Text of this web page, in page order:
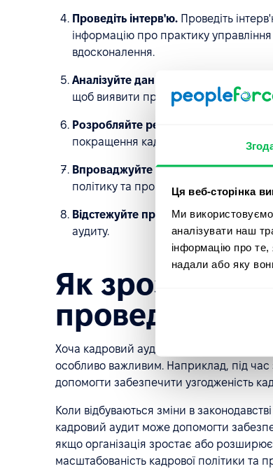
Ця веб-сторінка
Ми
аналізувати наш
інформацію про
надали або яку
Проведіть інтерв'ю. Проведіть
інформацію про практику
вдосконалення.
Аналізуйте дані.
щоб виявити прогалини або сфери
Розробляйте рекомендації.
покращення кадрової політики,
Впроваджуйте рекомендації.
політику та процедури.
Відстежуйте прогрес. Відстежуйте
аудиту.
Як зрозуміти,
проведення
Хоча кадровий аудит можна проводити в
особливо важливим. Наприклад, під
допомогти забезпечити узгодженість
Коли відбуваються зміни в
кадровий аудит може допомогти
якщо організація зростає або
масштабованість кадрової політики та